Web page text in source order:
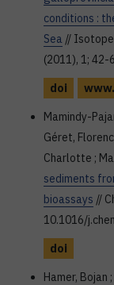
conditions :
Sea //
(2011), 1;
doi
Mamindy-
Géret,
Charlotte ;
sediments
bioassays //
10.1016/
doi
Hamer, Bojan